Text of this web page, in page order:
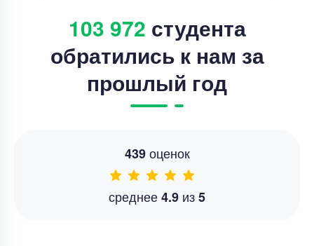
103 972 студента
обратились к нам за
прошлый год
439оценок
среднее4.9 из5